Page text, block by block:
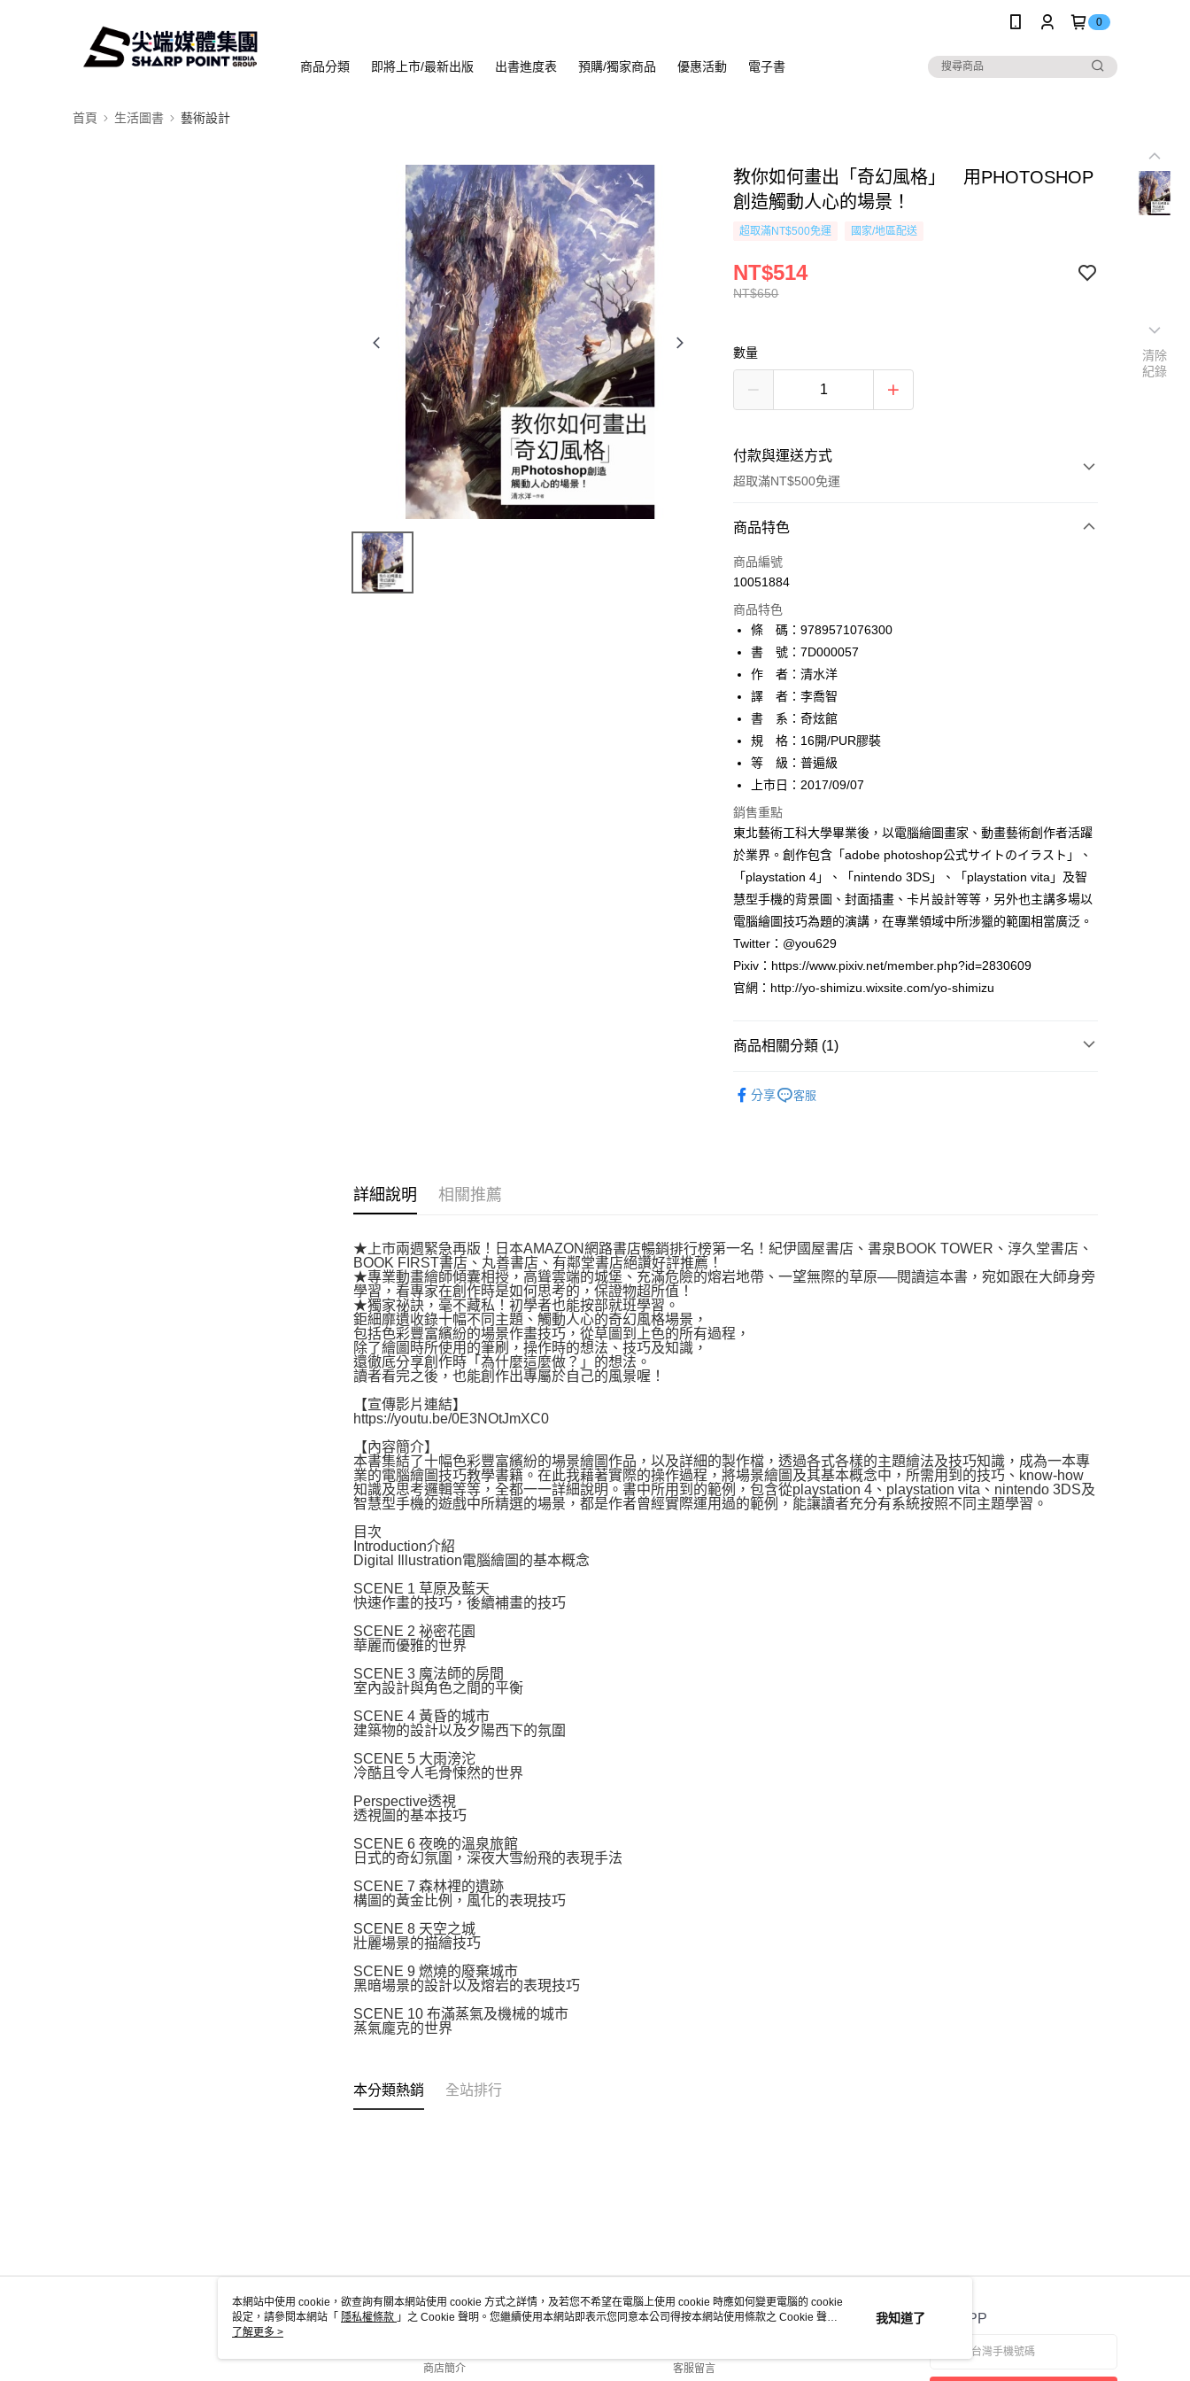
0
商品分類 即將上市/最新出版 出書進度表 預購/獨家商品 優惠活動 電子書
首頁 生活圖書 藝術設計
教你如何畫出「奇幻風格」 用PHOTOSHOP
創造觸動人心的場景！
超取滿NT$500免運 國家/地區配送
NT$650
NT$514
數量
付款與運送方式
超取滿NT$500免運
付款方式
信用卡一次付款
AFTEE先享後付
相關說明
AFTEE先享後付是「在收到商品之後才付款」的支付方式。 讓您購物簡單
便利好安心！
１．簡單：不需註冊會員、不需綁卡、不需儲值。
２．便利：只要手機號碼，簡訊認證，即可結帳。
３．安心：先確認商品／服務後，再付款。
１．於結帳方式選擇「AFTEE先享後付」後，將跳轉至「AFTEE先享後
付」結帳頁面，進行簡訊認證並確認金額後，即可完成結帳。
２．訂單成立數日內，您將收到繳費通知簡訊。
３．收到繳費通知簡訊後14天內，點擊此簡訊中的連結，可透過四大超商
／ATM／網路銀行／等多元方式進行付款，方視為交易完成。
※ 請注意：結帳手續完成當下不需立刻繳費，但若您需要取消訂單，請聯
絡購買商品的店家。未經商家同意取消之訂單仍視為有效，需透過AFTEE
先享後付繳納相關費用。
※ 交易是否成功請以「AFTEE先享後付 」之結帳頁面顯示為準，若有關於
付客戶支援中心」https://netprotections.freshdesk.com/support/home
【注意事項】
１．透過由恩沛科技股份有限公司提供之「AFTEE先享後付」服務完成之
２．關於個人資料處理事宜，請瀏覽以下網址：
「AFTEE先享後付」，若未經同意申辦者引起之損失，本公司不負相關責
ATM付款
運送方式
全家取貨付款
每筆NT$80，滿NT$500(含以上)免運費
付款後全家取貨
每筆NT$80，滿NT$500(含以上)免運費
萊爾富取貨付款
每筆NT$80，滿NT$500(含以上)免運費
付款後萊爾富取貨
每筆NT$80，滿NT$500(含以上)免運費
7-11取貨付款
付款後7-11取貨
宅配
商品特色
商品編號
10051884
商品特色
條 碼：9789571076300
書 號：7D000057
作 者：清水洋
譯 者：李喬智
書 系：奇炫館
規 格：16開/PUR膠裝
等 級：普遍級
上市日：2017/09/07
銷售重點
東北藝術工科大學畢業後，以電腦繪圖畫家、動畫藝術創作者活躍
於業界。創作包含「adobe photoshop公式サイトのイラスト」、
「playstation 4」、「nintendo 3DS」、「playstation vita」及智
慧型手機的背景圖、封面插畫、卡片設計等等，另外也主講多場以
電腦繪圖技巧為題的演講，在專業領域中所涉獵的範圍相當廣泛。
Twitter：@you629
Pixiv：https://www.pixiv.net/member.php?id=2830609
官網：http://yo-shimizu.wixsite.com/yo-shimizu
商品相關分類 (1)
分享
客服
詳細說明 相關推薦
★上市兩週緊急再版！日本AMAZON網路書店暢銷排行榜第一名！紀伊國屋書店、書泉BOOK TOWER、淳久堂書店、
BOOK FIRST書店、丸善書店、有鄰堂書店絕讚好評推薦！
★專業動畫繪師傾囊相授，高聳雲端的城堡、充滿危險的熔岩地帶、一望無際的草原──閱讀這本書，宛如跟在大師身旁
學習，看專家在創作時是如何思考的，保證物超所值！
★獨家祕訣，毫不藏私！初學者也能按部就班學習。
鉅細靡遺收錄十幅不同主題、觸動人心的奇幻風格場景，
包括色彩豐富繽紛的場景作畫技巧，從草圖到上色的所有過程，
除了繪圖時所使用的筆刷，操作時的想法、技巧及知識，
還徹底分享創作時「為什麼這麼做？」的想法。
讀者看完之後，也能創作出專屬於自己的風景喔！
【宣傳影片連結】
https://youtu.be/0E3NOtJmXC0
【內容簡介】
本書集結了十幅色彩豐富繽紛的場景繪圖作品，以及詳細的製作檔，透過各式各樣的主題繪法及技巧知識，成為一本專
業的電腦繪圖技巧教學書籍。在此我藉著實際的操作過程，將場景繪圖及其基本概念中，所需用到的技巧、know-how
知識及思考邏輯等等，全都一一詳細說明。書中所用到的範例，包含從playstation 4、playstation vita、nintendo 3DS及
智慧型手機的遊戲中所精選的場景，都是作者曾經實際運用過的範例，能讓讀者充分有系統按照不同主題學習。
目次
Introduction介紹
Digital Illustration電腦繪圖的基本概念
SCENE 1 草原及藍天
快速作畫的技巧，後續補畫的技巧
SCENE 2 祕密花園
華麗而優雅的世界
SCENE 3 魔法師的房間
室內設計與角色之間的平衡
SCENE 4 黃昏的城市
建築物的設計以及夕陽西下的氛圍
SCENE 5 大雨滂沱
冷酷且令人毛骨悚然的世界
Perspective透視
透視圖的基本技巧
SCENE 6 夜晚的溫泉旅館
日式的奇幻氛圍，深夜大雪紛飛的表現手法
SCENE 7 森林裡的遺跡
構圖的黃金比例，風化的表現技巧
SCENE 8 天空之城
壯麗場景的描繪技巧
SCENE 9 燃燒的廢棄城市
黑暗場景的設計以及熔岩的表現技巧
SCENE 10 布滿蒸氣及機械的城市
蒸氣龐克的世界
本分類熱銷 全站排行
關於我們
商店簡介
客服資訊
客服留言
官方APP
清除
紀錄
本網站中使用 cookie，欲查詢有關本網站使用 cookie 方式之詳情，及若您不希望在電腦上使用 cookie 時應如何變更電腦的 cookie
設定，請參閱本網站「 隱私權條款 」之 Cookie 聲明。您繼續使用本網站即表示您同意本公司得按本網站使用條款之 Cookie 聲明
使用 cookie。
了解更多 >
我知道了